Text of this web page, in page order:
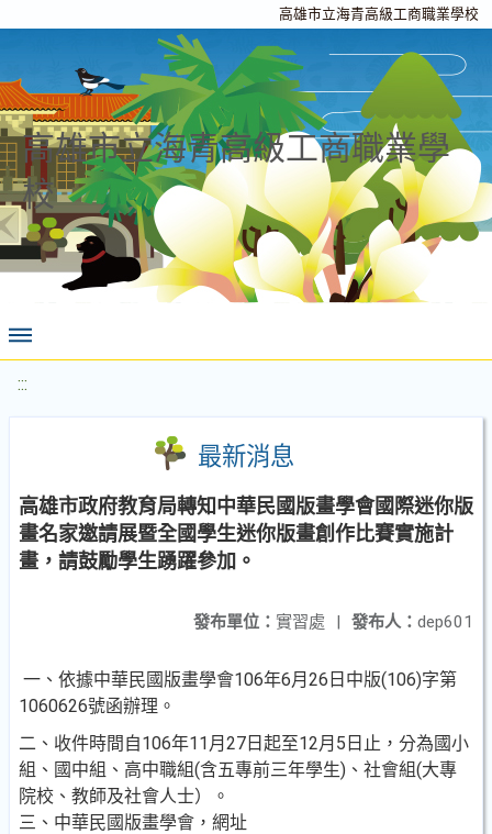
高雄市立海青高級工商職業學校
高雄市立海青高級工商職業學
校
:::
最新消息
高雄市政府教育局轉知中華民國版畫學會國際迷你版
畫名家邀請展暨全國學生迷你版畫創作比賽實施計
畫，請鼓勵學生踴躍參加。
發布人： dep601
發布單位： 實習處 |
一、依據中華民國版畫學會106年6月26日中版(106)字第
1060626號函辦理。
二、收件時間自106年11月27日起至12月5日止，分為國小
組、國中組、高中職組(含五專前三年學生)、社會組(大專
院校、教師及社會人士）。
三、中華民國版畫學會，網址